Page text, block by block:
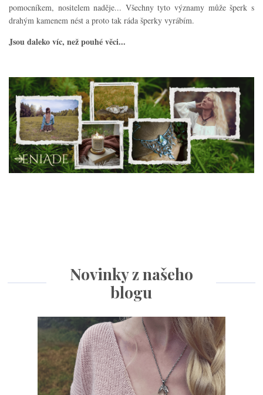
pomocníkem, nositelem naděje... Všechny tyto významy může šperk s
drahým kamenem nést a proto tak ráda šperky vyrábím.
Jsou daleko víc, než pouhé věci...
Novinky z našeho
blogu